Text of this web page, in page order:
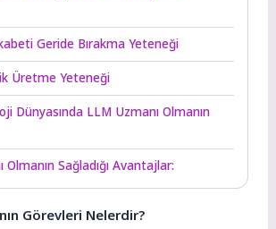
Geride Bırakma Yeteneği
Üretme Yeteneği
Dünyasında LLM Uzmanı Olmanın
Olmanın Sağladığı Avantajlar:
Görevleri Nelerdir?